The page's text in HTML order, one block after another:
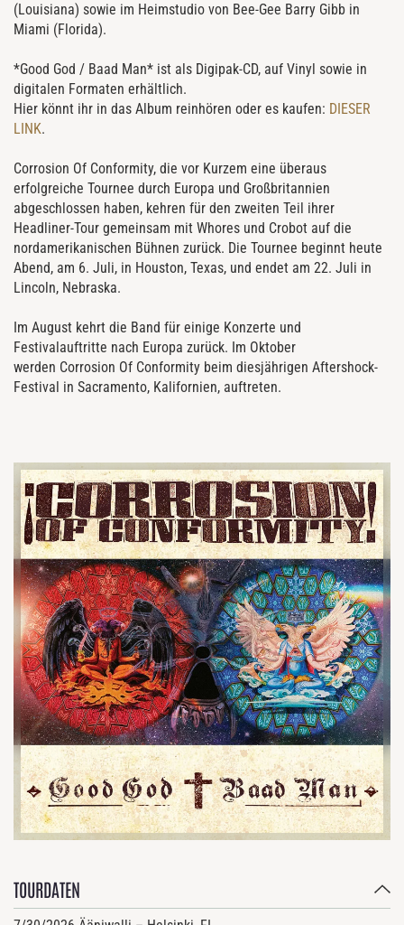
(Louisiana) sowie im Heimstudio von Bee-Gee Barry Gibb in
Miami (Florida).
*Good God / Baad Man* ist als Digipak-CD, auf Vinyl sowie in
digitalen Formaten erhältlich.
Hier könnt ihr in das Album reinhören oder es kaufen: DIESER
LINK.
Corrosion Of Conformity, die vor Kurzem eine überaus
erfolgreiche Tournee durch Europa und Großbritannien
abgeschlossen haben, kehren für den zweiten Teil ihrer
Headliner-Tour gemeinsam mit Whores und Crobot auf die
nordamerikanischen Bühnen zurück. Die Tournee beginnt heute
Abend, am 6. Juli, in Houston, Texas, und endet am 22. Juli in
Lincoln, Nebraska.
Im August kehrt die Band für einige Konzerte und
Festivalauftritte nach Europa zurück. Im Oktober
werden Corrosion Of Conformity beim diesjährigen Aftershock-
Festival in Sacramento, Kalifornien, auftreten.
TOURDATEN